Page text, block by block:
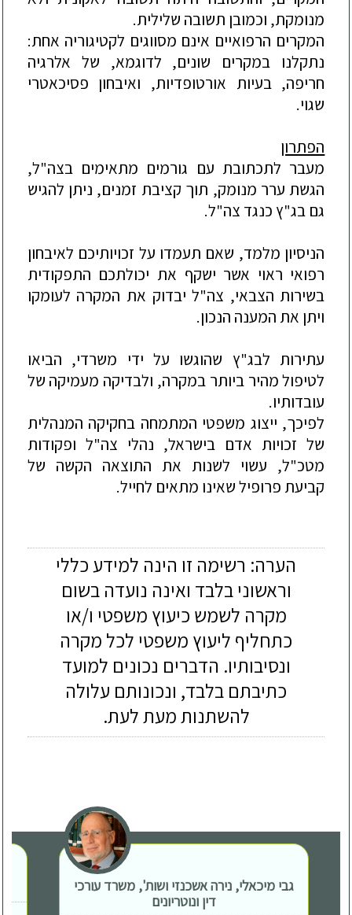
מנומקת, וכמובן תשובה שלילית.
המקרים הרפואיים אינם מסווגים לקטיגוריה אחת:
נתקלנו במקרים שונים, לדוגמא, של אלרגיה
חריפה, בעיות אורטופדיות, ואיבחון פסיכאטרי
שגוי.
הפתרון
מעבר לתכתובת עם גורמים מתאימים בצה"ל,
הגשת ערר מנומק, תוך קציבת זמנים, ניתן להגיש
גם בג"ץ כנגד צה"ל.
הניסיון מלמד, שאם תעמדו על זכויותיכם לאיבחון
רפואי ראוי אשר ישקף את יכולתכם התפקודית
בשירות הצבאי, צה"ל יבדוק את המקרה לעומקו
ויתן את המענה הנכון.
עתירות לבג"ץ שהוגשו על ידי משרדי, הביאו
לטיפול מהיר ביותר במקרה, ולבדיקה מעמיקה של
עובדותיו.
לפיכך, ייצוג משפטי המתמחה בחקיקה המנהלית
של זכויות אדם בישראל, נהלי צה"ל ופקודות
מטכ"ל, עשוי לשנות את התוצאה הקשה של
קביעת פרופיל שאינו מתאים לחייל.
הערה: רשימה זו הינה למידע כללי
וראשוני בלבד ואינה נועדה בשום
מקרה לשמש כיעוץ משפטי ו/או
כתחליף ליעוץ משפטי לכל מקרה
ונסיבותיו. הדברים נכונים למועד
כתיבתם בלבד, ונכונותם עלולה
להשתנות מעת לעת.
גבי מיכאלי, נירה אשכנזי ושות', משרד עורכי
דין ונוטריונים